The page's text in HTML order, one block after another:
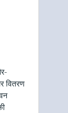
वितरण